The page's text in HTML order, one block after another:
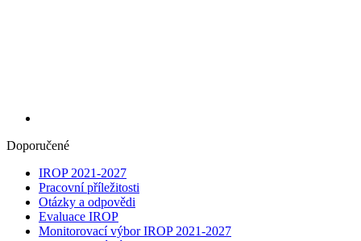
Doporučené
IROP 2021-2027
Pracovní příležitosti
Otázky a odpovědi
Evaluace IROP
Monitorovací výbor IROP 2021-2027